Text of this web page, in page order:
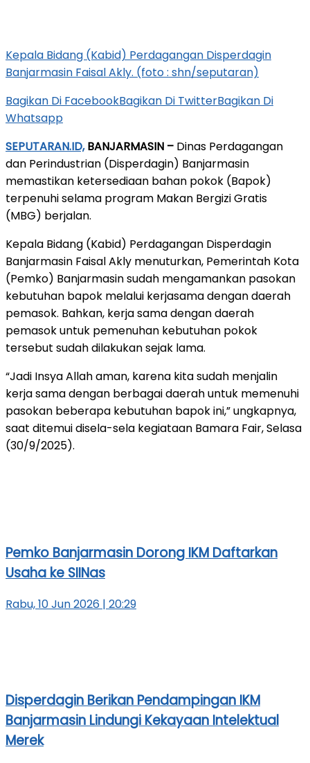
Kepala Bidang (Kabid) Perdagangan Disperdagin
Banjarmasin Faisal Akly. (foto : shn/seputaran)
Bagikan Di FacebookBagikan Di TwitterBagikan Di
Whatsapp
SEPUTARAN.ID,BANJARMASIN – Dinas Perdagangan
dan Perindustrian (Disperdagin) Banjarmasin
memastikan ketersediaan bahan pokok (Bapok)
terpenuhi selama program Makan Bergizi Gratis
(MBG) berjalan.
Kepala Bidang (Kabid) Perdagangan Disperdagin
Banjarmasin Faisal Akly menuturkan, Pemerintah Kota
(Pemko) Banjarmasin sudah mengamankan pasokan
kebutuhan bapok melalui kerjasama dengan daerah
pemasok. Bahkan, kerja sama dengan daerah
pemasok untuk pemenuhan kebutuhan pokok
tersebut sudah dilakukan sejak lama.
“Jadi Insya Allah aman, karena kita sudah menjalin
kerja sama dengan berbagai daerah untuk memenuhi
pasokan beberapa kebutuhan bapok ini,” ungkapnya,
saat ditemui disela-sela kegiataan Bamara Fair, Selasa
(30/9/2025).
Pemko Banjarmasin Dorong IKM Daftarkan
Usaha ke SIINas
Rabu, 10 Jun 2026 | 20:29
Disperdagin Berikan Pendampingan IKM
Banjarmasin Lindungi Kekayaan Intelektual
Merek